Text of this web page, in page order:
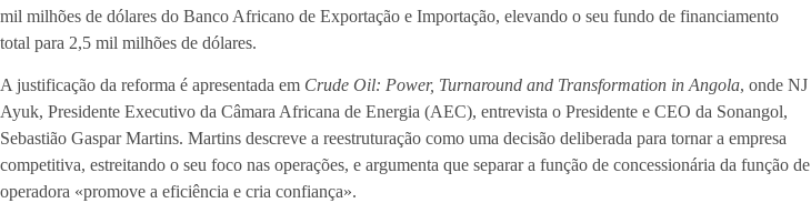
mil milhões de dólares do Banco Africano de Exportação e Importação, elevando o seu fundo de financiamento
total para 2,5 mil milhões de dólares.
A justificação da reforma é apresentada em Crude Oil: Power, Turnaround and Transformation in Angola, onde NJ
Ayuk, Presidente Executivo da Câmara Africana de Energia (AEC), entrevista o Presidente e CEO da Sonangol,
Sebastião Gaspar Martins. Martins descreve a reestruturação como uma decisão deliberada para tornar a empresa
competitiva, estreitando o seu foco nas operações, e argumenta que separar a função de concessionária da função de
operadora «promove a eficiência e cria confiança».